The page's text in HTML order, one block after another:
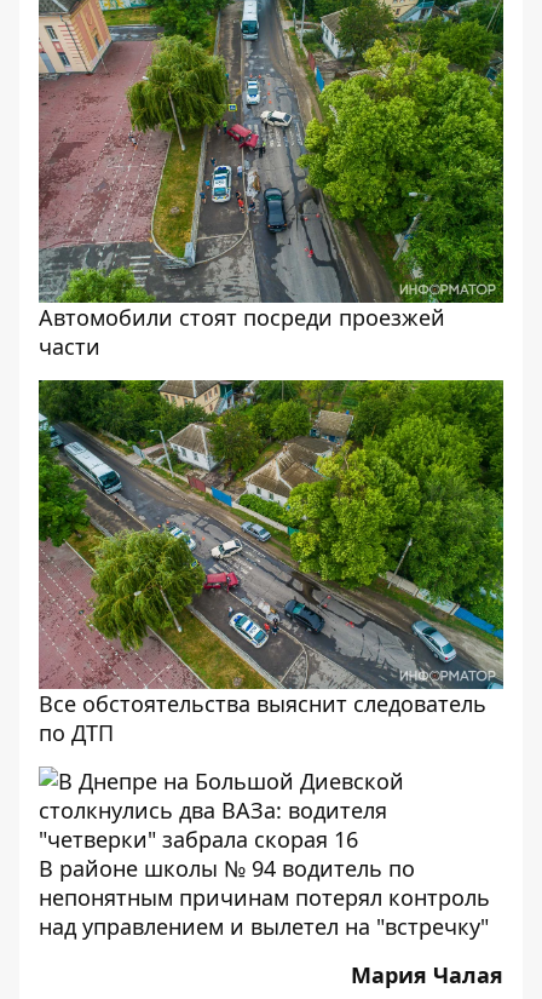
Автомобили стоят посреди проезжей
части
Все обстоятельства выяснит следователь
по ДТП
В районе школы № 94 водитель по
непонятным причинам потерял контроль
над управлением и вылетел на "встречку"
Мария Чалая